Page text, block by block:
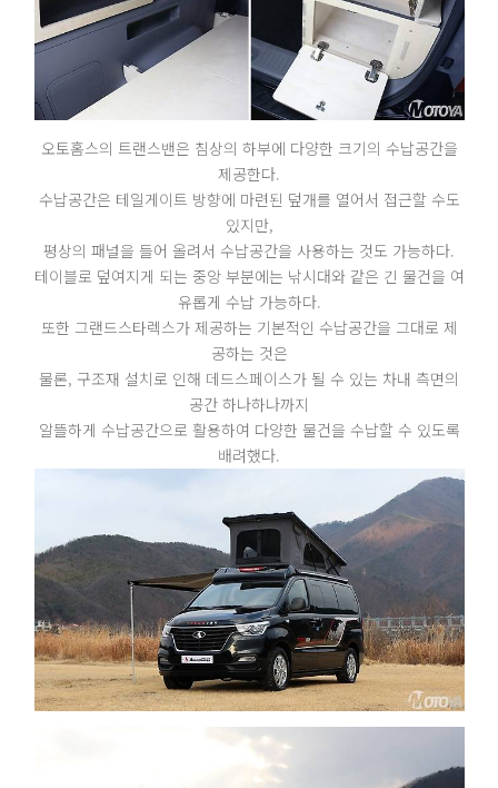
오토홈스의 트랜스밴은 침상의 하부에 다양한 크기의 수납공간을
제공한다.
수납공간은 테일게이트 방향에 마련된 덮개를 열어서 접근할 수도
있지만,
평상의 패널을 들어 올려서 수납공간을 사용하는 것도 가능하다.
테이블로 덮여지게 되는 중앙 부분에는 낚시대와 같은 긴 물건을 여
유롭게 수납 가능하다.
또한 그랜드스타렉스가 제공하는 기본적인 수납공간을 그대로 제
공하는 것은
물론, 구조재 설치로 인해 데드스페이스가 될 수 있는 차내 측면의
공간 하나하나까지
알뜰하게 수납공간으로 활용하여 다양한 물건을 수납할 수 있도록
배려했다.